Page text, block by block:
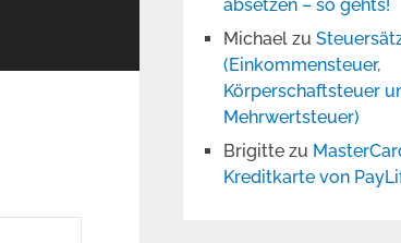
absetzen – so gehts!
Michael zu
(Einkommensteuer,
Körperschaftsteuer
Mehrwertsteuer)
Brigitte zu
Kreditkarte von